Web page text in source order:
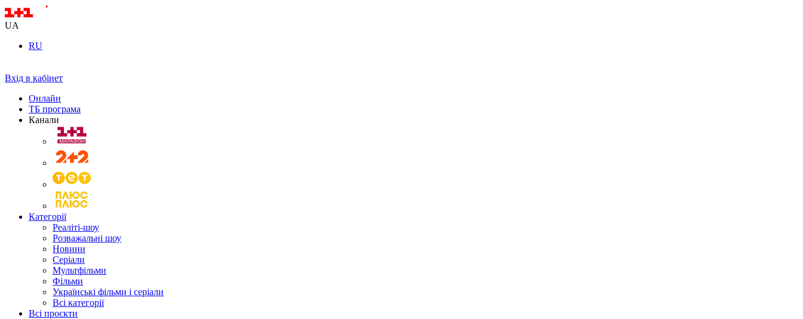
UA
RU
Вхід в кабінет
Онлайн
ТБ програма
Канали
Категорії
Реаліті-шоу
Розважальні шоу
Новини
Серіали
Мультфільми
Фільми
Українські фільми і серіали
Всі категорії
Всі проєкти